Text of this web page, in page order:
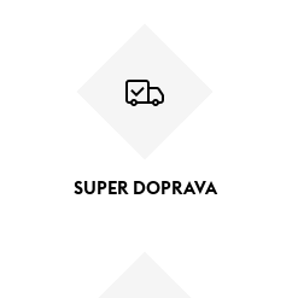
SUPER DOPRAVA